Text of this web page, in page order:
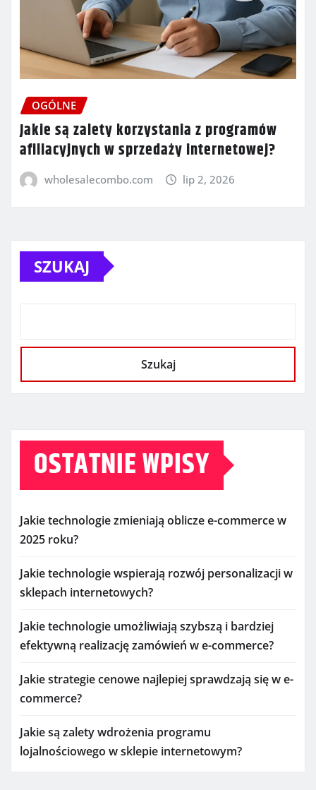
OGÓLNE
Jakie są zalety korzystania z programów
afiliacyjnych w sprzedaży internetowej?
wholesalecombo.com lip 2, 2026
SZUKAJ
Szukaj
OSTATNIE WPISY
Jakie technologie zmieniają oblicze e-commerce w
2025 roku?
Jakie technologie wspierają rozwój personalizacji w
sklepach internetowych?
Jakie technologie umożliwiają szybszą i bardziej
efektywną realizację zamówień w e-commerce?
Jakie strategie cenowe najlepiej sprawdzają się w e-
commerce?
Jakie są zalety wdrożenia programu
lojalnościowego w sklepie internetowym?